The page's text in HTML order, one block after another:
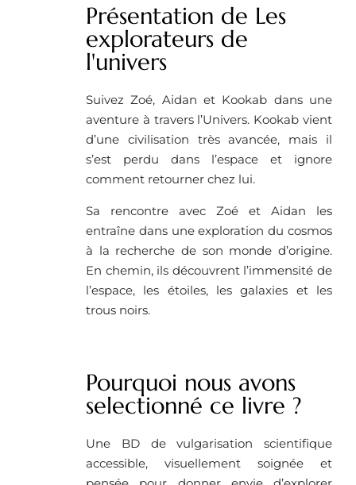
Présentation de Les
explorateurs de
l'univers
Suivez Zoé, Aidan et Kookab dans une
aventure à travers l’Univers. Kookab vient
d’une civilisation très avancée, mais il
s’est perdu dans l’espace et ignore
comment retourner chez lui.
Sa rencontre avec Zoé et Aidan les
entraîne dans une exploration du cosmos
à la recherche de son monde d’origine.
En chemin, ils découvrent l’immensité de
l’espace, les étoiles, les galaxies et les
trous noirs.
Pourquoi nous avons
selectionné ce livre ?
Une BD de vulgarisation scientifique
accessible, visuellement soignée et